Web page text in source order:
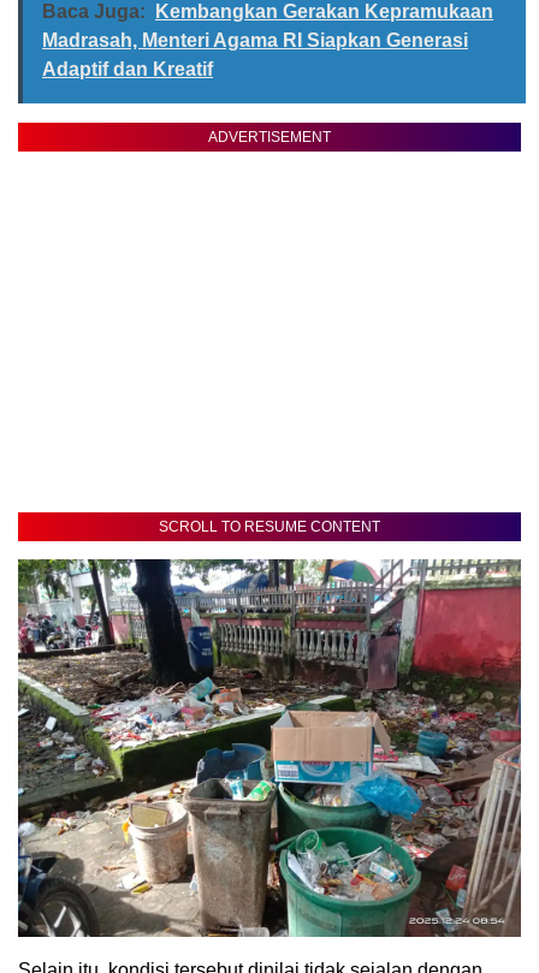
Baca Juga:
Kembangkan Gerakan Kepramukaan
Madrasah, Menteri Agama RI Siapkan Generasi
Adaptif dan Kreatif
ADVERTISEMENT
SCROLL TO RESUME CONTENT